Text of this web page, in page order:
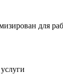
для